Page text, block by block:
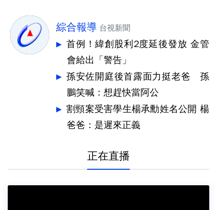
綜合報導 台視新聞
首例！緯創股利2度延後發放 金管
會給出「警告」
孫安佐開庭後首露面力挺老爸 孫
鵬笑喊：想趕快當阿公
割頸案受害學生楊承勳姓名公開 楊
爸爸：是遲來正義
正在直播